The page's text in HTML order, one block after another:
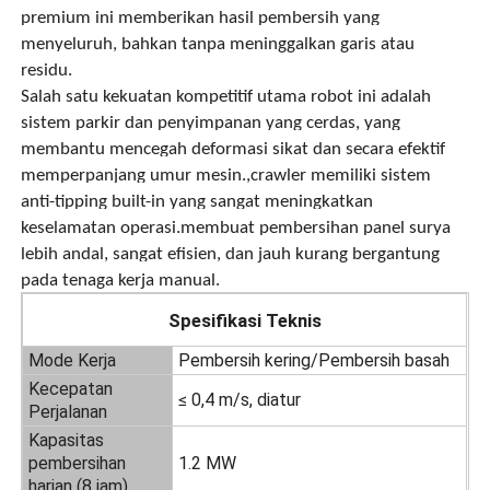
Tentang kita
Wisata pabrik
Kontrol kualitas
Hubungi kami
Semua Kasus
Quote request suatu
premium ini memberikan hasil pembersih yang
menyeluruh, bahkan tanpa meninggalkan garis atau
residu.
Salah satu kekuatan kompetitif utama robot ini adalah
sistem parkir dan penyimpanan yang cerdas, yang
membantu mencegah deformasi sikat dan secara efektif
memperpanjang umur mesin.,crawler memiliki sistem
anti-tipping built-in yang sangat meningkatkan
keselamatan operasi.membuat pembersihan panel surya
lebih andal, sangat efisien, dan jauh kurang bergantung
pada tenaga kerja manual.
Spesifikasi Teknis
Mode Kerja
Pembersih kering/Pembersih basah
Kecepatan
Perjalanan
≤ 0,4 m/s, diatur
Kapasitas
pembersihan
harian (8 jam)
1.2 MW